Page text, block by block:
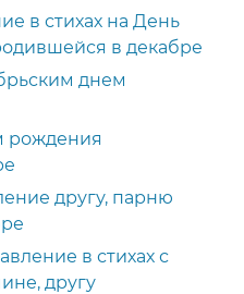
в стихах на День
в декабре
днем
рождения
другу, парню
в стихах с
другу